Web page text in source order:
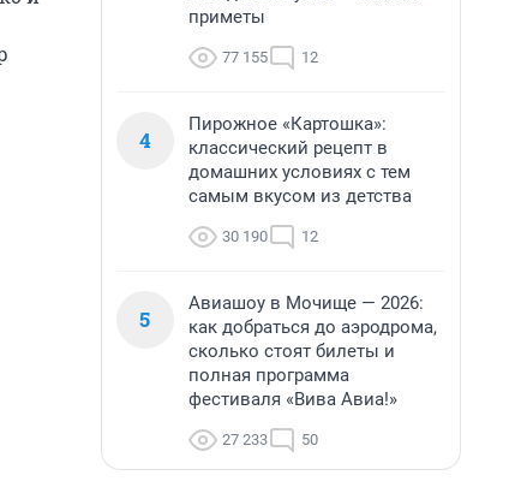
приметы
77 155 12
4
Пирожное «Картошка»:
классический рецепт в
домашних условиях с тем
самым вкусом из детства
30 190 12
5
Авиашоу в Мочище — 2026:
как добраться до аэродрома,
сколько стоят билеты и
полная программа
фестиваля «Вива Авиа!»
27 233 50